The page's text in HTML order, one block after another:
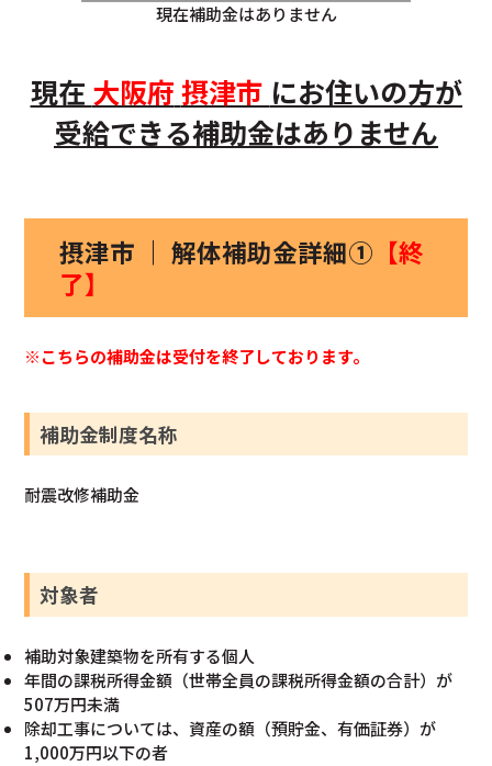
現在補助金はありません
現在 大阪府摂津市 にお住いの方が
受給できる補助金はありません
摂津市 ｜ 解体補助金詳細① 【終
了】
※こちらの補助金は受付を終了しております。
補助金制度名称
耐震改修補助金
対象者
補助対象建築物を所有する個人
年間の課税所得金額（世帯全員の課税所得金額の合計）が
507万円未満
除却工事については、資産の額（預貯金、有価証券）が
1,000万円以下の者